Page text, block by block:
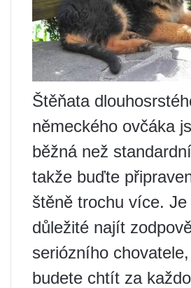
Štěňata
německého ovčáka
běžná než
takže buďte
štěně trochu více. Je
důležité najít
seriózního
budete chtít za